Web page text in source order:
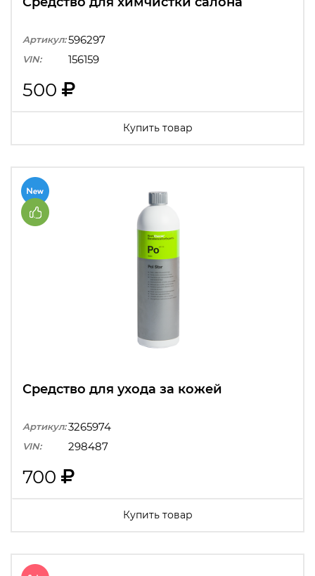
Артикул:596297
VIN: 156159
500
Купить товар
Средство для ухода за кожей
Артикул:3265974
VIN: 298487
700
Купить товар